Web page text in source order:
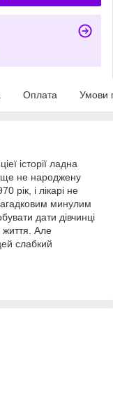
Оплата Умови
історії ладна
ще не народжену
рік, і лікарі не
минулим
дати дівчинці
Але
слабкий